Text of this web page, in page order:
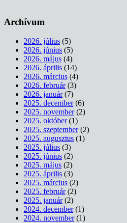
Archívum
2026. július (5)
2026. június (5)
2026. május (4)
2026. április (14)
2026. március (4)
2026. február(3)
2026. január(7)
2025. december(6)
2025. november(2)
2025. október(1)
2025. szeptember(2)
2025. augusztus (1)
2025. július (3)
2025. június (2)
2025. május (2)
2025. április (3)
2025. március (2)
2025. február(2)
2025. január(2)
2024. december(1)
2024. november(1)